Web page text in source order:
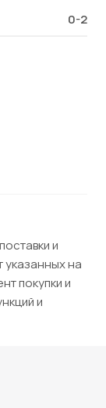
0-2
и
указанных на
покупки и
и